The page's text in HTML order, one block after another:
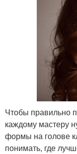
Чтобы правильно
каждому мастеру
формы на голове
понимать, где